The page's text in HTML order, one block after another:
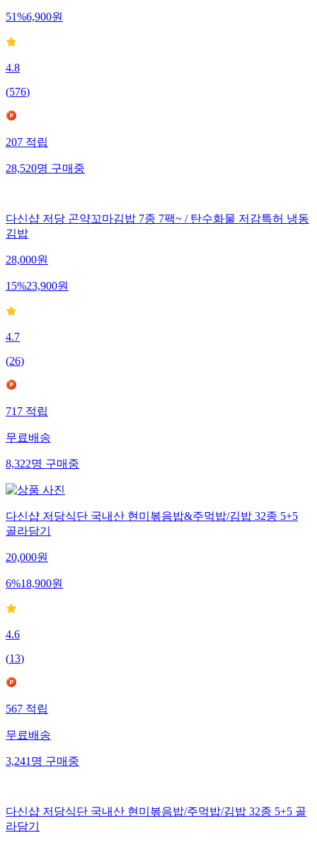
51%6,900원
4.8
(576)
207적립
28,520명구매중
다신샵 저당 곤약꼬마김밥 7종 7팩~ / 탄수화물 저감특허 냉동
김밥
28,000원
15%23,900원
4.7
(26)
717적립
무료배송
8,322명구매중
다신샵 저당식단 국내산 현미볶음밥&주먹밥/김밥 32종 5+5
골라담기
20,000원
6%18,900원
4.6
(13)
567적립
무료배송
3,241명구매중
다신샵 저당식단 국내산 현미볶음밥/주먹밥/김밥 32종 5+5 골
라담기